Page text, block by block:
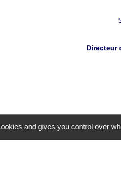
Directeur
Chef de service
Téléphone :
and gives you control over